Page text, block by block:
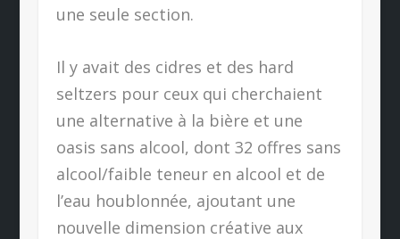
une seule section.
Il y avait des cidres et des hard
seltzers pour ceux qui cherchaient
une alternative à la bière et une
oasis sans alcool, dont 32 offres sans
alcool/faible teneur en alcool et de
l’eau houblonnée, ajoutant une
nouvelle dimension créative aux